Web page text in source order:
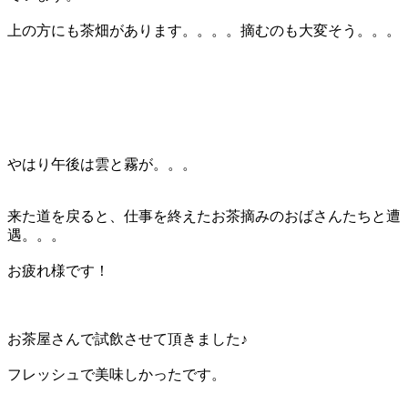
上の方にも茶畑があります。。。。摘むのも大変そう。。。
やはり午後は雲と霧が。。。
来た道を戻ると、仕事を終えたお茶摘みのおばさんたちと遭
遇。。。
お疲れ様です！
お茶屋さんで試飲させて頂きました♪
フレッシュで美味しかったです。